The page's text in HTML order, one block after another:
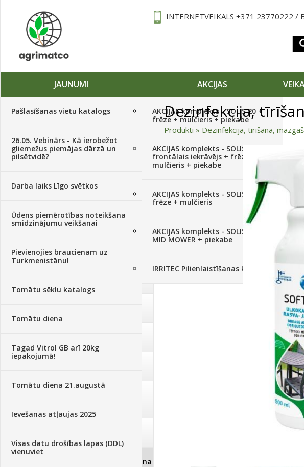
INTERNETVEIKALS +371 23770222 /
JAUNUMI
Pašlasīšanas vietu katalogs
26.05. Vebinārs - Kā ierobežot
gliemežus piemājas dārzā un
pilsētvidē?
Darba laiks Līgo svētkos
Ūdens piemērotības noteikšana
smidzinājumu veikšanai
Pievienojies braucienam uz
Turkmenistānu!
Tomātu sēklu katalogs
Tomātu diena
Tagad Vitrol GB arī 20kg
iepakojumā!
Tomātu diena 21.augustā
Ievešanas atļaujas 2025
Visas datu drošības lapas (DDL)
vienuviet
AKCIJAS
AKCIJAS komplekts - SOLIS 20 +
frēze + mulčieris + piekabe
AKCIJAS komplekts - SOLIS 26(6+2) +
frontālais iekrāvējs + frēze +
mulčieris + piekabe
AKCIJAS komplekts - SOLIS 26 HST +
frēze + mulčieris
AKCIJAS komplekts - SOLIS 26 HST +
MID MOWER + piekabe
IRRITEC Pilienlaistīšanas komplekti
Traktori, tehnika, rezerves daļas,
Sēklas, sīpoli, ķiploki, sīpolpuķes,
kartupeļi
Augu aizsardzība(366)
Mēslojumi(495)
Augsne, kūdra, mulča
Dezinfekcija, tīrīšana, mazgāšana
Dezinfekcija,
Produkti » Dezinfekcija, tīrīšana,